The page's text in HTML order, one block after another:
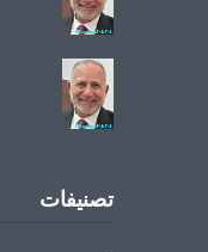
تصنيفات